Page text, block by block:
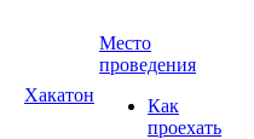
Хакатон
Место
проведения
Как
проехать